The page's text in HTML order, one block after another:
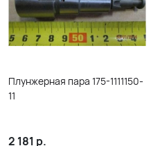
Плунжерная пара 175-1111150-
11
2 181 р.